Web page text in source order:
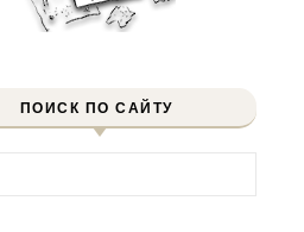
ПОИСК ПО САЙТУ